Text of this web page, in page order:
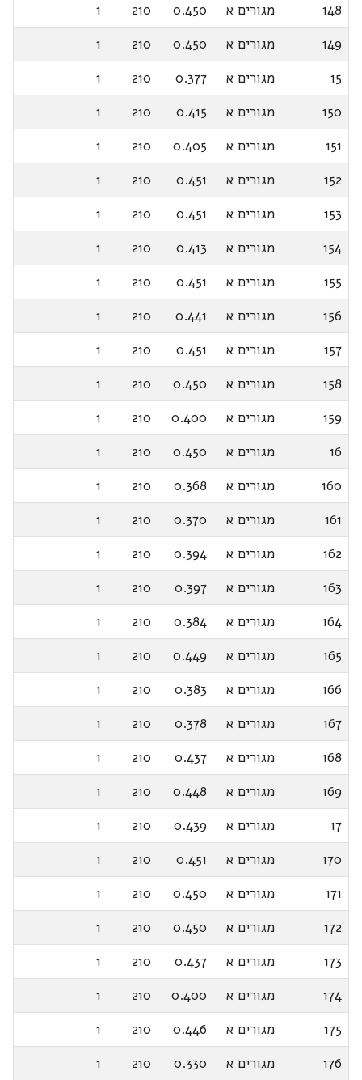
148
מגורים א 0.450
210
1
149
מגורים א 0.450
210
1
15
מגורים א 0.377
210
1
150
מגורים א 0.415
210
1
151
מגורים א 0.405
210
1
152
מגורים א 0.451
210
1
153
מגורים א 0.451
210
1
154
מגורים א 0.413
210
1
155
מגורים א 0.451
210
1
156
מגורים א 0.441
210
1
157
מגורים א 0.451
210
1
158
מגורים א 0.450
210
1
159
מגורים א 0.400
210
1
16
מגורים א 0.450
210
1
160
מגורים א 0.368
210
1
161
מגורים א 0.370
210
1
162
מגורים א 0.394
210
1
163
מגורים א 0.397
210
1
164
מגורים א 0.384
210
1
165
מגורים א 0.449
210
1
166
מגורים א 0.383
210
1
167
מגורים א 0.378
210
1
168
מגורים א 0.437
210
1
169
מגורים א 0.448
210
1
17
מגורים א 0.439
210
1
170
מגורים א 0.451
210
1
171
מגורים א 0.450
210
1
172
מגורים א 0.450
210
1
173
מגורים א 0.437
210
1
174
מגורים א 0.400
210
1
175
מגורים א 0.446
210
1
176
מגורים א 0.330
210
1